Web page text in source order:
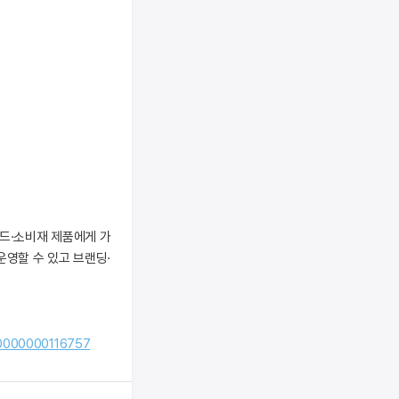
·소비재 제품에게 가
할 수 있고 브랜딩·